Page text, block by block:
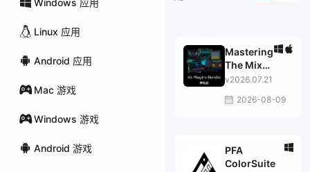
Windows 应用
Linux 应用
Android 应用
Mac 游戏
Windows 游戏
Android 游戏
Mastering
The Mix
Bundle
v2026.07.21
2026-08-09
PFA
ColorSuite